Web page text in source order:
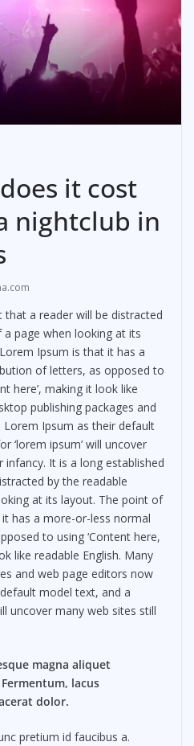
it cost
nightclub in
a reader will be distracted
page when looking at its
Ipsum is that it has a
of letters, as opposed to
here’, making it look like
publishing packages and
Ipsum as their default
‘lorem ipsum’ will uncover
It is a long established
by the readable
at its layout. The point of
has a more-or-less normal
to using ‘Content here,
like readable English. Many
and web page editors now
model text, and a
uncover many web sites still
magna aliquet
lacus
dolor.
pretium id faucibus a.